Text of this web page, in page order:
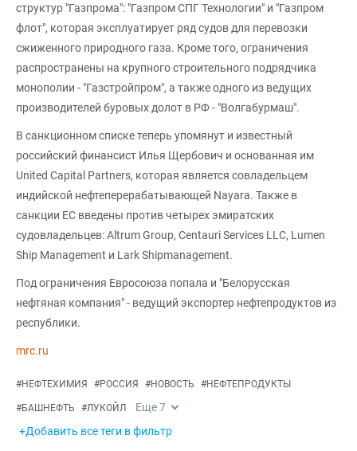
структур "Газпрома": "Газпром СПГ Технологии" и "Газпром
флот", которая эксплуатирует ряд судов для перевозки
сжиженного природного газа. Кроме того, ограничения
распространены на крупного строительного подрядчика
монополии - "Газстройпром", а также одного из ведущих
производителей буровых долот в РФ - "Волгабурмаш".
В санкционном списке теперь упомянут и известный
российский финансист Илья Щербович и основанная им
United Capital Partners, которая является совладельцем
индийской нефтеперерабатывающей Nayara. Также в
санкции ЕС введены против четырех эмиратских
судовладельцев: Altrum Group, Centauri Services LLC, Lumen
Ship Management и Lark Shipmanagement.
Под ограничения Евросоюза попала и "Белорусская
нефтяная компания" - ведущий экспортер нефтепродуктов из
республики.
mrc.ru
#НЕФТЕХИМИЯ #РОССИЯ #НОВОСТЬ #НЕФТЕПРОДУКТЫ
#БАШНЕФТЬ #ЛУКОЙЛ Еще7
+Добавить все теги в фильтр